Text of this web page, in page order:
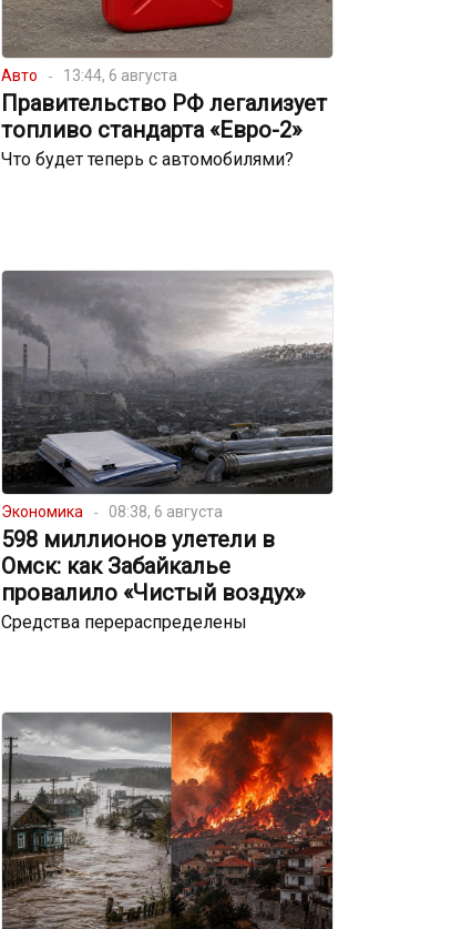
Авто 13:44, 6 августа
Правительство РФ легализует
топливо стандарта «Евро-2»
Что будет теперь с автомобилями?
Экономика 08:38, 6 августа
598 миллионов улетели в
Омск: как Забайкалье
провалило «Чистый воздух»
Средства перераспределены